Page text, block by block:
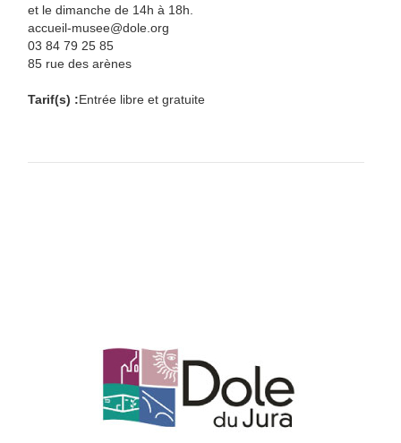
et le dimanche de 14h à 18h.
accueil-musee@dole.org
03 84 79 25 85
85 rue des arènes
Tarif(s) :Entrée libre et gratuite